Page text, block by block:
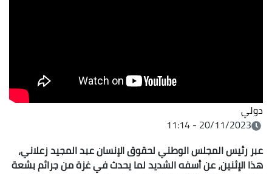
دولي
20/11/2023 - 11:14
عبر رئيس المجلس الوطني لحقوق الإنسان عبد المجيد زعلاني،
هذا الإثنين، عن أسفه الشديد لما يحدث في غزة من جرائم بشعة